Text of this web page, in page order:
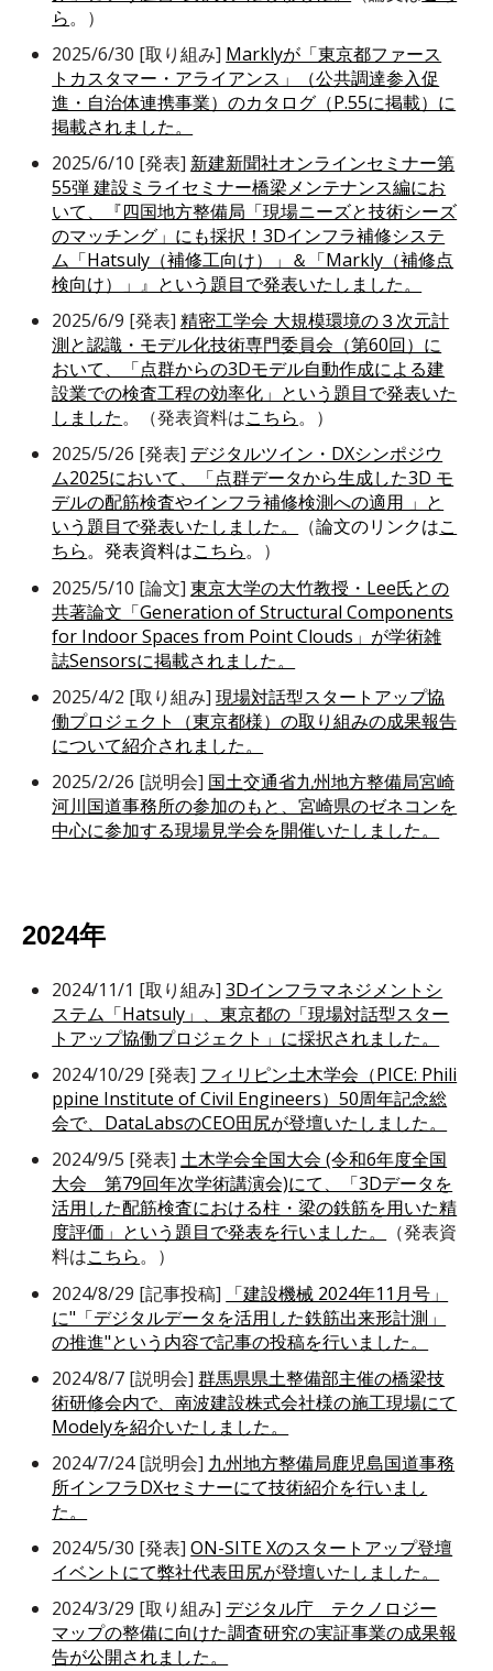
ら。）
2025/6/30 [取り組み] Marklyが「東京都ファース
トカスタマー・アライアンス」（公共調達参入促
進・自治体連携事業）のカタログ（P.55に掲載）に
掲載されました。
2025/6/10 [発表] 新建新聞社オンラインセミナー第
55弾 建設ミライセミナー橋梁メンテナンス編にお
いて、『四国地方整備局「現場ニーズと技術シーズ
のマッチング」にも採択！3Dインフラ補修システ
ム「Hatsuly（補修工向け）」＆「Markly（補修点
検向け）」』という題目で発表いたしました。
2025/6/9 [発表]精密工学会 大規模環境の３次元計
測と認識・モデル化技術専門委員会（第60回）に
おいて、「点群からの3Dモデル自動作成による建
設業での検査工程の効率化」という題目で発表いた
しました。（発表資料はこちら。）
2025/5/26 [発表] デジタルツイン・DXシンポジウ
ム2025において、「点群データから生成した3D モ
デルの配筋検査やインフラ補修検測への適用 」と
いう題目で発表いたしました。
（論文のリンクはこ
ちら。発表資料はこちら。 ）
2025/5/10 [論文]東京大学の大竹教授・Lee氏との
共著論文「Generation of Structural Components
for Indoor Spaces from Point Clouds」が学術雑
誌Sensorsに掲載されました。
2025/4/2 [取り組み]現場対話型スタートアップ協
働プロジェクト（東京都様）の取り組みの成果報告
について紹介されました。
2025/2/26 [説明会] 国土交通省九州地方整備局宮崎
河川国道事務所の参加のもと、宮崎県のゼネコンを
中心に参加する現場見学会を開催いたしました。
2024年
2024/11/1 [取り組み]3Dインフラマネジメントシ
ステム「Hatsuly」、東京都の「現場対話型スター
トアップ協働プロジェクト」に採択されました。
2024/10/29 [発表] フィリピン土木学会（PICE: Phili
ppine Institute of Civil Engineers）50周年記念総
会で、DataLabsのCEO田尻が登壇いたしました。
2024/9/5 [発表]土木学会全国大会 (令和6年度全国
大会 第79回年次学術講演会)にて、「3Dデータを
活用した配筋検査における柱・梁の鉄筋を用いた精
度評価」という題目で発表を行いました。
（発表資
料はこちら。）
2024/8/29 [記事投稿]
「建設機械 2024年11月号」
に"「デジタルデータを活用した鉄筋出来形計測」
の推進"という内容で記事の投稿を行いました。
2024/8/7 [説明会]群馬県県土整備部主催の橋梁技
術研修会内で、南波建設株式会社様の施工現場にて
Modelyを紹介いたしました。
2024/7/24 [説明会] 九州地方整備局鹿児島国道事務
所インフラDXセミナーにて技術紹介を行いまし
た。
2024/5/30 [発表]ON-SITE Xのスタートアップ登壇
イベントにて弊社代表田尻が登壇いたしました。
2024/3/29 [取り組み] デジタル庁 テクノロジー
マップの整備に向けた調査研究の実証事業の成果報
告が公開されました。